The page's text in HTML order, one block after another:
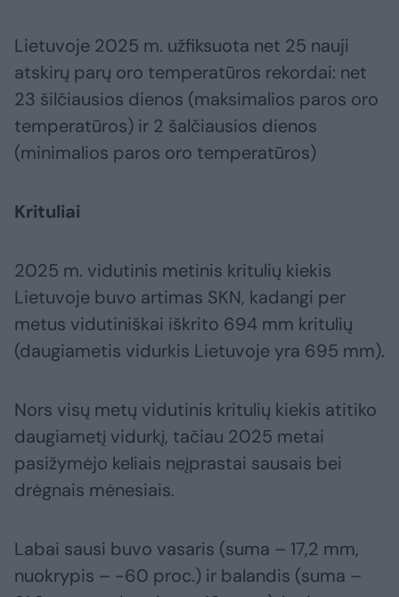
Lietuvoje 2025 m. užfiksuota net 25 nauji
atskirų parų oro temperatūros rekordai: net
23 šilčiausios dienos (maksimalios paros oro
temperatūros) ir 2 šalčiausios dienos
(minimalios paros oro temperatūros)
Krituliai
2025 m. vidutinis metinis kritulių kiekis
Lietuvoje buvo artimas SKN, kadangi per
metus vidutiniškai iškrito 694 mm kritulių
(daugiametis vidurkis Lietuvoje yra 695 mm).
Nors visų metų vidutinis kritulių kiekis atitiko
daugiametį vidurkį, tačiau 2025 metai
pasižymėjo keliais neįprastai sausais bei
drėgnais mėnesiais.
Labai sausi buvo vasaris (suma – 17,2 mm,
nuokrypis – -60 proc.) ir balandis (suma –